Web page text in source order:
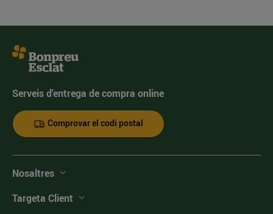
Serveis d'entrega de compra online
Comprovar el codi postal
Nosaltres
Targeta Client